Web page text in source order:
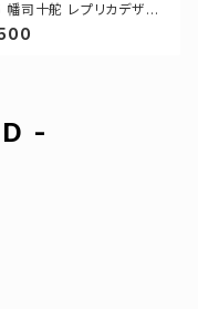
司十舵 レプリカデザイ
ラー 選手還元 半袖Tシャ
サイズ 500101
-